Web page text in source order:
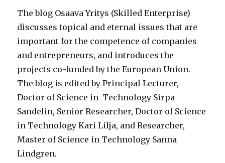
The blog Osaava Yritys (Skilled Enterprise)
discusses topical and eternal issues that are
important for the competence of companies
and entrepreneurs, and introduces the
projects co-funded by the European Union.
The blog is edited by Principal Lecturer,
Doctor of Science in Technology Sirpa
Sandelin, Senior Researcher, Doctor of Science
in Technology Kari Lilja, and Researcher,
Master of Science in Technology Sanna
Lindgren.